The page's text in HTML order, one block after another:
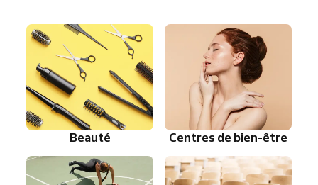
Beauté Centres de bien-être